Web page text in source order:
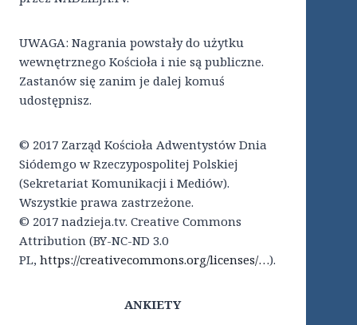
UWAGA: Nagrania powstały do użytku
wewnętrznego Kościoła i nie są publiczne.
Zastanów się zanim je dalej komuś
udostępnisz.
© 2017 Zarząd Kościoła Adwentystów Dnia
Siódemgo w Rzeczypospolitej Polskiej
(Sekretariat Komunikacji i Mediów).
Wszystkie prawa zastrzeżone.
© 2017 nadzieja.tv. Creative Commons
Attribution (BY-NC-ND 3.0
PL, https://creativecommons.org/licenses/…).
ANKIETY